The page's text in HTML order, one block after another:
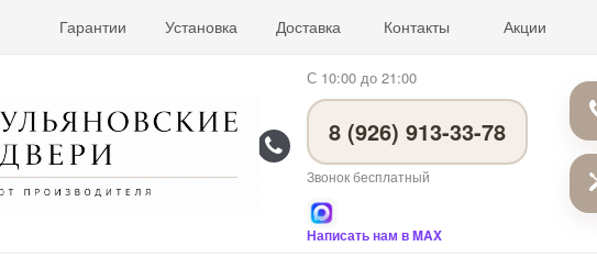
Гарантии Установка Доставка Контакты Акции
С 10:00 до 21:00
8 (926) 913-33-78
Звонок бесплатный
Написать нам в MAX